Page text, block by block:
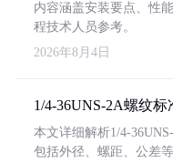
内容涵盖安装要点、性
程技术人员参考。
2026年8月4日
1/4-36UNS-2A螺纹标
本文详细解析1/4-
包括外径、螺距、公差